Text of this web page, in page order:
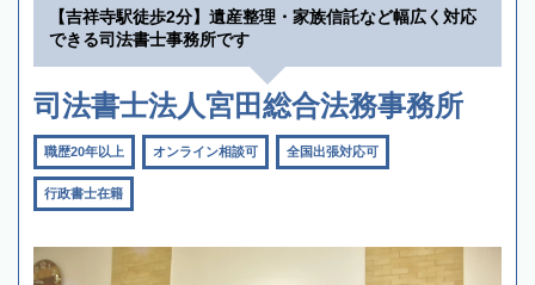
【吉祥寺駅徒歩2分】遺産整理・家族信託など幅広く対応
できる司法書士事務所です
司法書士法人宮田総合法務事務所
職歴20年以上 オンライン相談可 全国出張対応可
行政書士在籍